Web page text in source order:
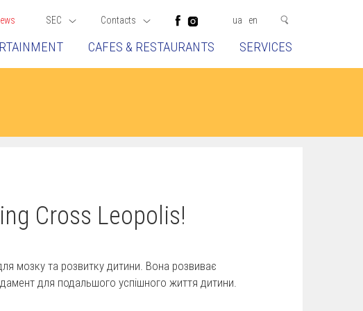
SEC Contacts ua en
CAFES & RESTAURANTS SERVICES
Cross Leopolis!
мозку та розвитку дитини. Вона розвиває
для подальшого успішного життя дитини.